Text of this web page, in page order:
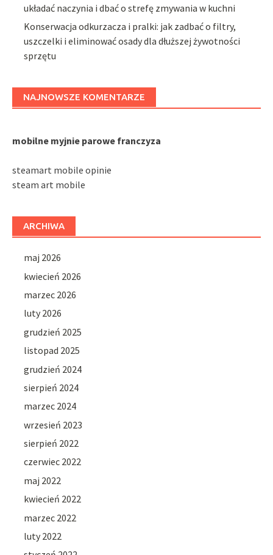
układać naczynia i dbać o strefę zmywania w kuchni
Konserwacja odkurzacza i pralki: jak zadbać o filtry,
uszczelki i eliminować osady dla dłuższej żywotności
sprzętu
NAJNOWSZE KOMENTARZE
mobilne myjnie parowe franczyza
steamart mobile opinie
steam art mobile
ARCHIWA
maj 2026
kwiecień 2026
marzec 2026
luty 2026
grudzień 2025
listopad 2025
grudzień 2024
sierpień 2024
marzec 2024
wrzesień 2023
sierpień 2022
czerwiec 2022
maj 2022
kwiecień 2022
marzec 2022
luty 2022